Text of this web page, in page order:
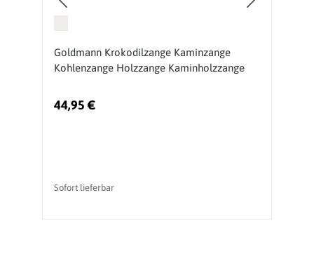
Goldmann Krokodilzange Kaminzange
Kohlenzange Holzzange Kaminholzzange
44,95 €
Sofort lieferbar